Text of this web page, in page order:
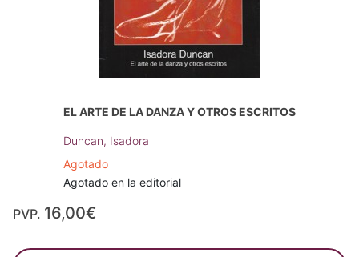
EL ARTE DE LA DANZA Y OTROS ESCRITOS
Duncan, Isadora
Agotado
Agotado en la editorial
PVP. 16,00€